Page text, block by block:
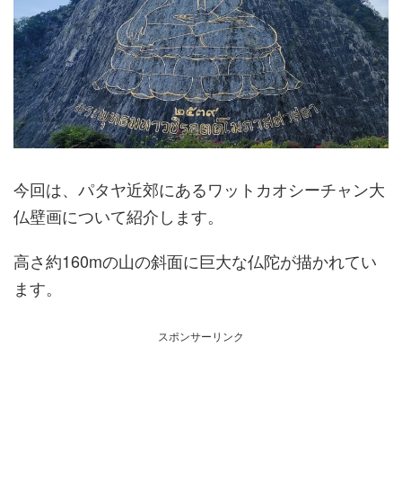
今回は、パタヤ近郊にあるワットカオシーチャン大
仏壁画について紹介します。
高さ約160mの山の斜面に巨大な仏陀が描かれてい
ます。
スポンサーリンク